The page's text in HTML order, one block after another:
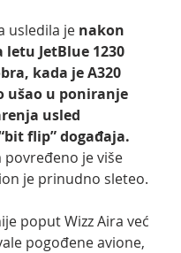
usledila je nakon
JetBlue 1230
kada je A320
ušao u poniranje
usled
flip” događaja.
je više
je prinudno sleteo.
poput Wizz Aira već
pogođene avione,